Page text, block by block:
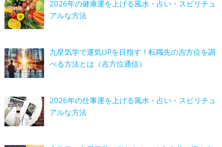
2026年の健康運を上げる風水・占い・スピリチュ
アルな方法
九星気学で運気UPを目指す！転職先の吉方位を調
べる方法とは（吉方位通信）
2026年の仕事運を上げる風水・占い・スピリチュ
アルな方法